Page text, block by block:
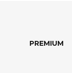
PREMIUM